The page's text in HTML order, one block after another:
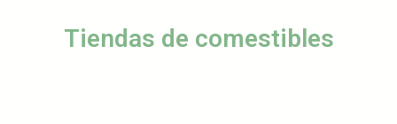
Tiendas de comestibles